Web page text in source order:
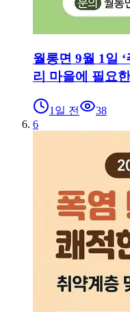
월롱면 9월 1일
리 마을에 필요
1일 전
38
6